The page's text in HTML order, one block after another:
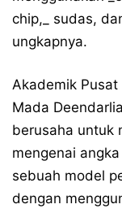
chip,_ sudas,
ungkapnya.
Akademik
Mada
berusaha untuk
mengenai
sebuah model
dengan